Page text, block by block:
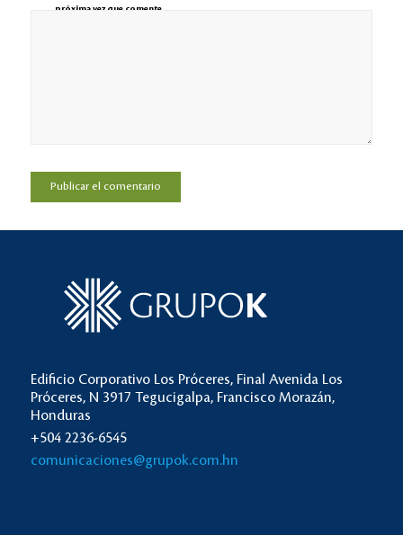
próxima vez que comente.
Edificio Corporativo Los Próceres, Final Avenida Los
Próceres, N 3917 Tegucigalpa, Francisco Morazán,
Honduras
+504 2236-6545
comunicaciones@grupok.com.hn